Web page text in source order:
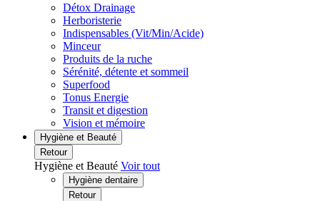
Détox Drainage
Herboristerie
Indispensables (Vit/Min/Acide)
Minceur
Produits de la ruche
Sérénité, détente et sommeil
Superfood
Tonus Energie
Transit et digestion
Vision et mémoire
Hygiène et Beauté
Retour
Hygiène et Beauté Voir tout
Hygiène dentaire
Retour